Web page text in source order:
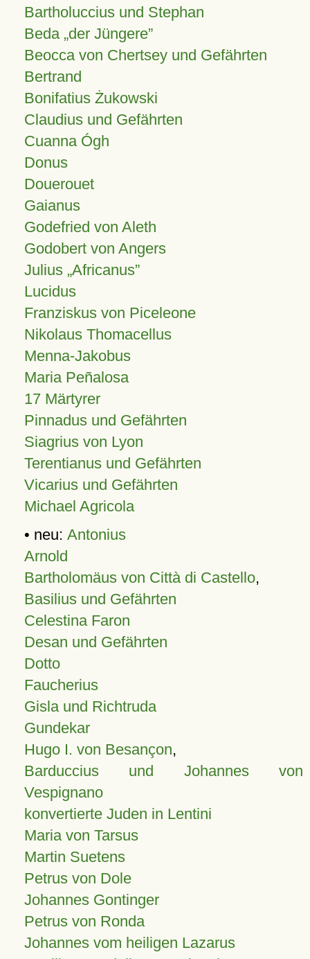
Bartholuccius und Stephan
Beda „der Jüngere”
Beocca von Chertsey und Gefährten
Bertrand
Bonifatius Żukowski
Claudius und Gefährten
Cuanna Ógh
Donus
Douerouet
Gaianus
Godefried von Aleth
Godobert von Angers
Julius Africanus
Lucidus
Franziskus von Piceleone
Nikolaus Thomacellus
Menna-Jakobus
Maria Peñalosa
17 Märtyrer
Pinnadus und Gefährten
Siagrius von Lyon
Terentianus und Gefährten
Vicarius und Gefährten
Michael Agricola
• neu: Antonius
Arnold
Bartholomäus von Città di Castello,
Basilius und Gefährten
Celestina Faron
Desan und Gefährten
Dotto
Faucherius
Gisla und Richtruda
Gundekar
Hugo I. von Besançon,
Barduccius und Johannes von
Vespignano
konvertierte Juden in Lentini
Maria von Tarsus
Martin Suetens
Petrus von Dole
Johannes Gontinger
Petrus von Ronda
Johannes vom heiligen Lazarus